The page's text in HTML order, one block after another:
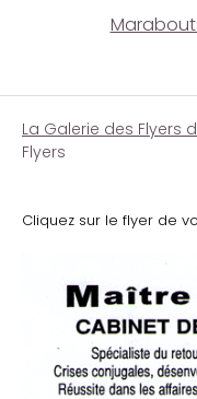
La Galerie des Flyers
Flyers
Cliquez sur le flyer de